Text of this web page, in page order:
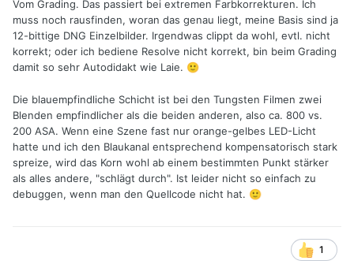
Vom Grading. Das passiert bei extremen Farbkorrekturen. Ich
muss noch rausfinden, woran das genau liegt, meine Basis sind ja
12-bittige DNG Einzelbilder. Irgendwas clippt da wohl, evtl. nicht
korrekt; oder ich bediene Resolve nicht korrekt, bin beim Grading
damit so sehr Autodidakt wie Laie. 🙂
Die blauempfindliche Schicht ist bei den Tungsten Filmen zwei
Blenden empfindlicher als die beiden anderen, also ca. 800 vs.
200 ASA. Wenn eine Szene fast nur orange-gelbes LED-Licht
hatte und ich den Blaukanal entsprechend kompensatorisch stark
spreize, wird das Korn wohl ab einem bestimmten Punkt stärker
als alles andere, "schlägt durch". Ist leider nicht so einfach zu
debuggen, wenn man den Quellcode nicht hat. 🙂
1